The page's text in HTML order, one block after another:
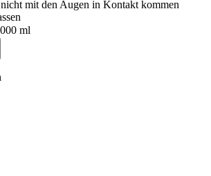
mit den Augen in Kontakt kommen
ml